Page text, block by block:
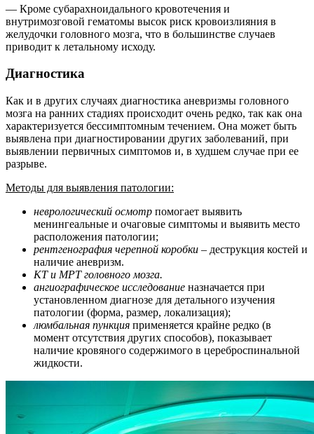
— Кроме субарахноидального кровотечения и
внутримозговой гематомы высок риск кровоизлияния в
желудочки головного мозга, что в большинстве случаев
приводит к летальному исходу.
Диагностика
Как и в других случаях диагностика аневризмы головного
мозга на ранних стадиях происходит очень редко, так как она
характеризуется бессимптомным течением. Она может быть
выявлена при диагностировании других заболеваний, при
выявлении первичных симптомов и, в худшем случае при ее
разрыве.
Методы для выявления патологии:
неврологический осмотр помогает выявить
менингеальные и очаговые симптомы и выявить место
расположения патологии;
рентгенография черепной коробки – деструкция костей и
наличие аневризм.
КТ и МРТ головного мозга.
ангиографическое исследование назначается при
установленном диагнозе для детального изучения
патологии (форма, размер, локализация);
люмбальная пункция применяется крайне редко (в
момент отсутствия других способов), показывает
наличие кровяного содержимого в цереброспинальной
жидкости.